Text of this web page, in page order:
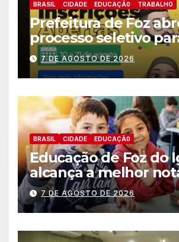
BRASIL CIDADE EDUCAÇÃ0 TRABALHO
Prefeitura de Foz
processo seletivo
estagiários
7 DE AGOSTO DE 2026
BRASIL CIDADE EDUCAÇÃ0
Educação de Foz do
alcança a melhor
história no IDEB
7 DE AGOSTO DE 2026